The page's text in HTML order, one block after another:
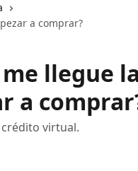
a comprar?
llegue la
a
virtual.